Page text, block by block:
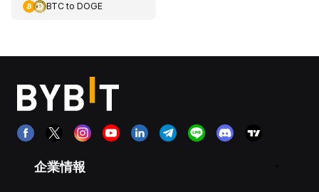
BTCto DOGE
企業情報